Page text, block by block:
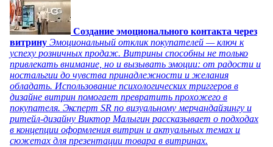
Создание эмоционального контакта через
витрину Эмоциональный отклик покупателей — ключ к
успеху розничных продаж. Витрины способны не только
привлекать внимание, но и вызывать эмоции: от радости и
ностальгии до чувства принадлежности и желания
обладать. Использование психологических триггеров в
дизайне витрин помогает превратить прохожего в
покупателя. Эксперт SR по визуальному мерчандайзингу и
ритейл-дизайну Виктор Малыгин рассказывает о подходах
в концепции оформления витрин и актуальных темах и
сюжетах для презентации товара в витринах.